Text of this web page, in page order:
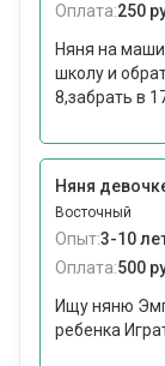
Оплата:250
Няня на
школу и
8,забрать в
Няня
Восточный
Опыт:3-10
Оплата:500
Ищу няню
ребенка